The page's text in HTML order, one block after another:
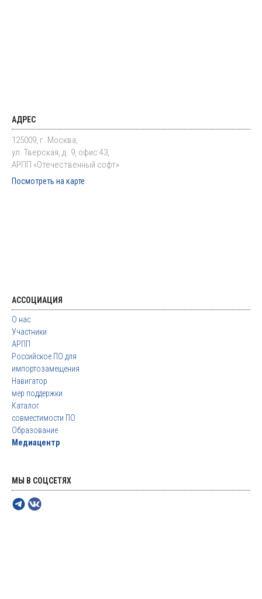
АДРЕС
125009, г. Москва,
ул. Тверская, д. 9, офис 43,
АРПП «Отечественный софт»
Посмотреть на карте
АССОЦИАЦИЯ
О нас
Участники
АРПП
Российское ПО для
импортозамещения
Навигатор
мер поддержки
Каталог
совместимости ПО
Образование
Медиацентр
МЫ В СОЦСЕТЯХ